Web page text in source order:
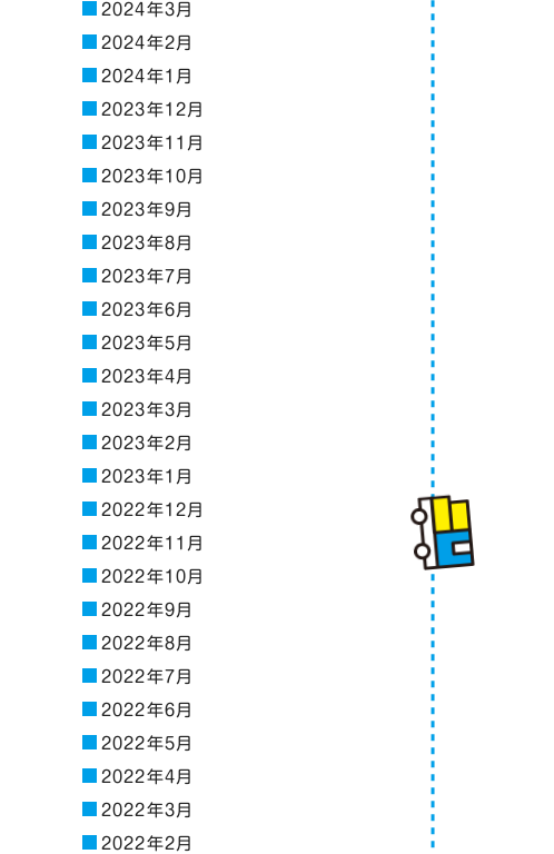
2024年3月
2024年2月
2024年1月
2023年12月
2023年11月
2023年10月
2023年9月
2023年8月
2023年7月
2023年6月
2023年5月
2023年4月
2023年3月
2023年2月
2023年1月
2022年12月
2022年11月
2022年10月
2022年9月
2022年8月
2022年7月
2022年6月
2022年5月
2022年4月
2022年3月
2022年2月